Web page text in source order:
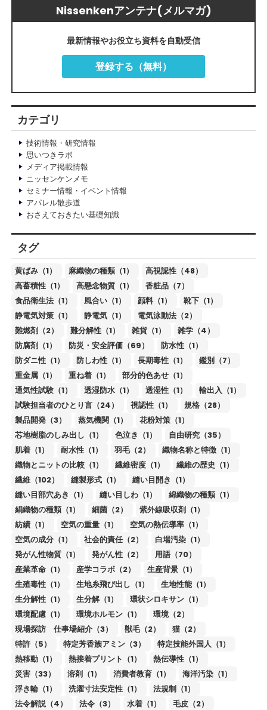
Nissenkenアンテナ(メルマガ)
最新情報やお役立ち資料を自動受信
登録する（無料）
カテゴリ
技術情報・研究情報
思いつきラボ
メディア掲載情報
ニッセンケンメモ
セミナー情報・イベント情報
アパレル散歩道
おさえておきたい基礎知識
タグ
黄ばみ（1） 麻織物の種類（1）
高視認性（48）
高蓄積性（1）
高懸念物質（1）
香粧品（7）
食品衛生法（1）
風合い（1） 顔料（1）
靴下（1）
静電気対策（1）
静電気（1）
電気泳動法（2）
難燃剤（2）
難分解性（1） 雑貨（1）
雑学（4）
防腐剤（1）
防災・安全評価（69）
防水性（1）
防ダニ性（1）
防しわ性（1） 長期毒性（1）
鑑別（7）
重金属（1）
重ね着（1）
部分的色あせ（1）
通気性試験（1）
透湿防水（1） 透湿性（1）
輸出入（1）
試験担当者のひとり言（24）
視認性（1）
規格（28）
製品開発（3）
蒸気機関（1）
花粉対策（1）
芯地樹脂のしみ出し（1）
色泣き（1）
自由研究（35）
肌着（1）
耐水性（1） 羽毛（2）
織物名称と特徴（1）
織物とニットの比較（1）
繊維密度（1）
繊維の歴史（1）
繊維（102）
縫製形式（1）
縫い目開き（1）
縫い目部穴あき（1）
縫い目しわ（1）
綿織物の種類（1）
絹織物の種類（1）
細菌（2）
紫外線吸収剤（1）
紡績（1）
空気の重量（1）
空気の熱伝導率（1）
空気の成分（1）
社会的責任（2）
白場汚染（1）
発がん性物質（1）
発がん性（2）
用語（70）
産業革命（1）
産学コラボ（2）
生産背景（1）
生殖毒性（1）
生地糸飛び出し（1）
生地性能（1）
生分解性（1）
生分解（1）
環状シロキサン（1）
環境配慮（1）
環境ホルモン（1）
環境（2）
現場探訪 仕事場紹介（3）
獣毛（2）
猫（2）
特許（5）
特定芳香族アミン（3）
特定技能外国人（1）
熱移動（1）
熱接着プリント（1）
熱伝導性（1）
災害（33）
溶剤（1） 消費者教育（1）
海洋汚染（1）
浮き輪（1）
洗濯寸法安定性（1）
法規制（1）
法令解説（4）
法令（3） 水着（1）
毛皮（2）